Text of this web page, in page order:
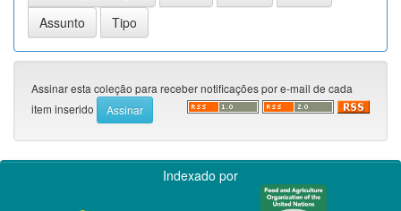
Assinar esta coleção para receber notificações por e-mail de cada
item inserido
Indexado por